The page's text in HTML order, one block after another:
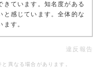
きています。知名度がある
と感じています。全体的な
す。
違反報告
異なる場合があります。